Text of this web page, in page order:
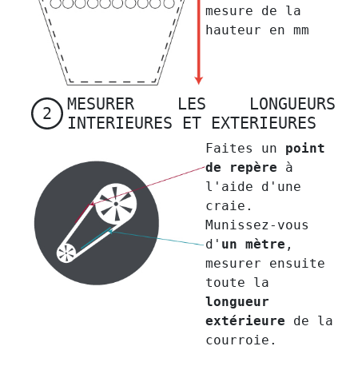
mesure de la
hauteur en mm
2
MESURER LES LONGUEURS
INTERIEURES ET EXTERIEURES
Faites un point
de repère à
l'aide d'une
craie.
Munissez-vous
d' un mètre ,
mesurer ensuite
toute la
longueur
extérieure de la
courroie.